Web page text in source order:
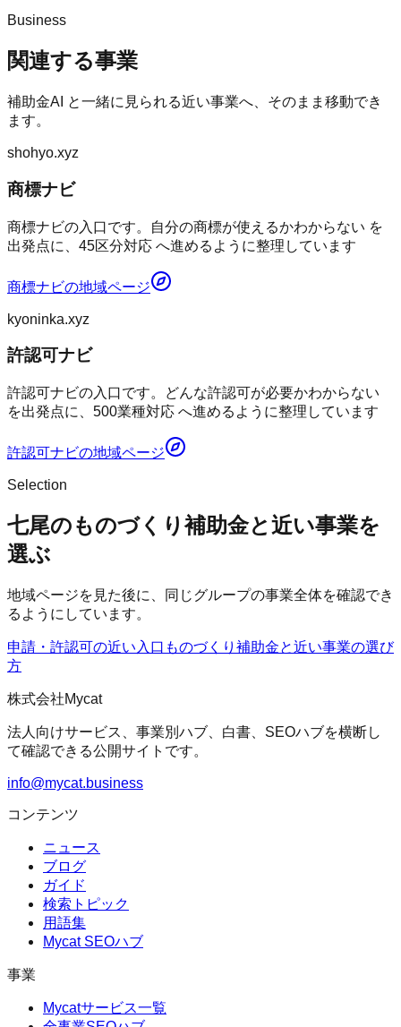
Business
関連する事業
補助金AI
と一緒に見られる近い事業へ、そのまま移動でき
ます。
shohyo.xyz
商標ナビ
商標ナビの入口です。自分の商標が使えるかわからない を
出発点に、45区分対応 へ進めるように整理しています
商標ナビの地域ページ
kyoninka.xyz
許認可ナビ
許認可ナビの入口です。どんな許認可が必要かわからない
を出発点に、500業種対応 へ進めるように整理しています
許認可ナビの地域ページ
Selection
七尾のものづくり補助金と近い事業を
選ぶ
地域ページを見た後に、同じグループの事業全体を確認でき
るようにしています。
申請・許認可の近い入口 ものづくり補助金と近い事業の選び
方
株式会社Mycat
法人向けサービス、事業別ハブ、白書、SEOハブを横断し
て確認できる公開サイトです。
info@mycat.business
コンテンツ
ニュース
ブログ
ガイド
検索トピック
用語集
Mycat SEOハブ
事業
Mycatサービス一覧